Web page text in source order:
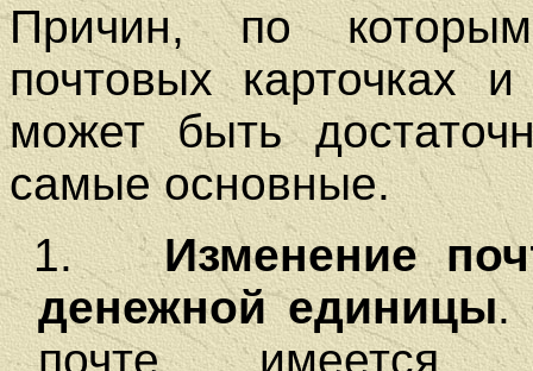
Причин, по
почтовых карточках
может быть
самые основные.
1.
Изменение
денежной единицы.
почте имеется